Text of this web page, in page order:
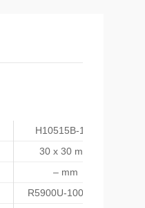
H10515B-100
30 x 30 mm
– mm
R5900U-100-L16